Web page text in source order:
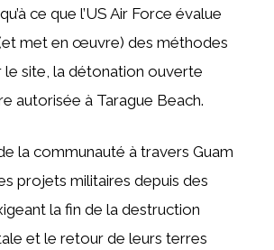
ce que l’US Air Force évalue
met en œuvre) des méthodes
le site, la détonation ouverte
autorisée à Tarague Beach.
la communauté à travers Guam
projets militaires depuis des
la fin de la destruction
et le retour de leurs terres